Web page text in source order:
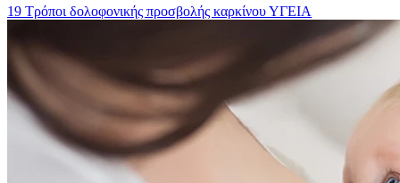
19 Τρόποι δολοφονικής προσβολής καρκίνουΥΓΕΙΑ